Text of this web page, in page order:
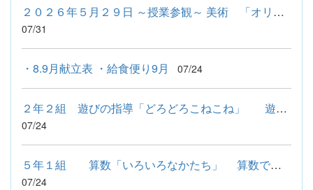
２０２６年５月２９日 ～授業参観～ 美術 「オリジナルうちわを...
07/31
・8.9月献立表 ・給食便り9月 07/24
２年２組 遊びの指導「どろどろこねこね」 遊びの指導では、...
07/24
５年１組 算数「いろいろなかたち」 算数では、形の学習をし...
07/24